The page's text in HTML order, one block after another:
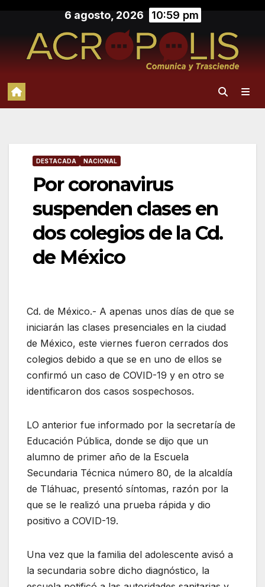
contenido
6 agosto, 2026 10:59 pm
DESTACADA NACIONAL
Por coronavirus
suspenden clases en
dos colegios de la Cd.
de México
Cd. de México.- A apenas unos días de que se
iniciarán las clases presenciales en la ciudad
de México, este viernes fueron cerrados dos
colegios debido a que se en uno de ellos se
confirmó un caso de COVID-19 y en otro se
identificaron dos casos sospechosos.
LO anterior fue informado por la secretaría de
Educación Pública, donde se dijo que un
alumno de primer año de la Escuela
Secundaria Técnica número 80, de la alcaldía
de Tláhuac, presentó síntomas, razón por la
que se le realizó una prueba rápida y dio
positivo a COVID-19.
Una vez que la familia del adolescente avisó a
la secundaria sobre dicho diagnóstico, la